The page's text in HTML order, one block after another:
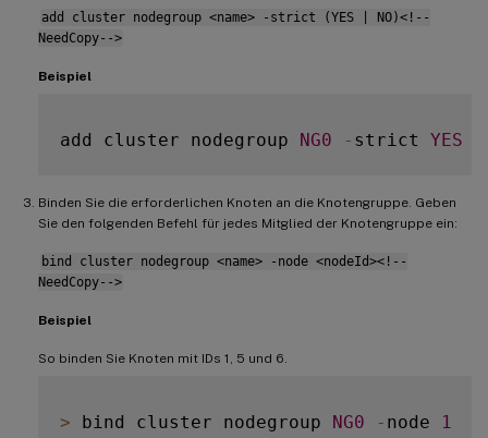
add cluster nodegroup <name> -strict (YES | NO)<!--
NeedCopy-->
Beispiel
add cluster nodegroup NG0 - strict YES
Binden Sie die erforderlichen Knoten an die Knotengruppe. Geben
Sie den folgenden Befehl für jedes Mitglied der Knotengruppe ein:
bind cluster nodegroup <name> -node <nodeId><!--
NeedCopy-->
Beispiel
So binden Sie Knoten mit IDs 1, 5 und 6.
> bind cluster nodegroup NG0 - node
1